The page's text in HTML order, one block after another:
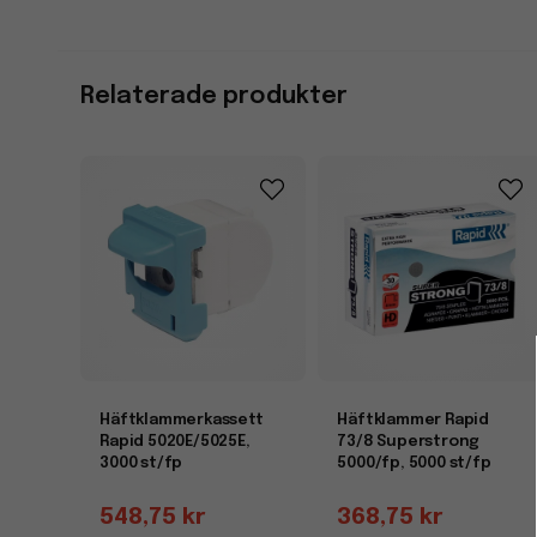
Relaterade produkter
Häftklammerkassett
Rapid 5020E/5025E,
3000 st/fp
548,75 kr
Häftklammer Rapid
73/8 Superstrong
5000/fp, 5000 st/fp
368,75 kr